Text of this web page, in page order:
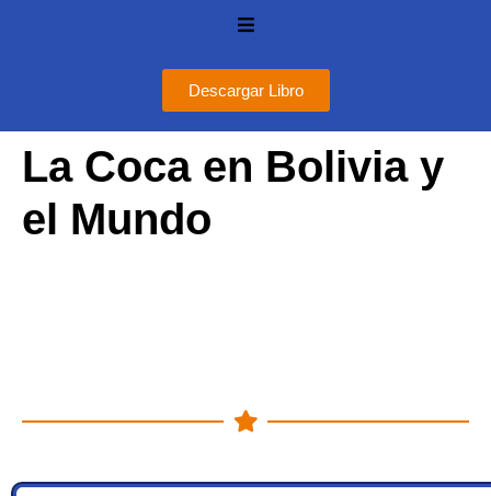
Descargar Libro
La Coca en Bolivia y
el Mundo